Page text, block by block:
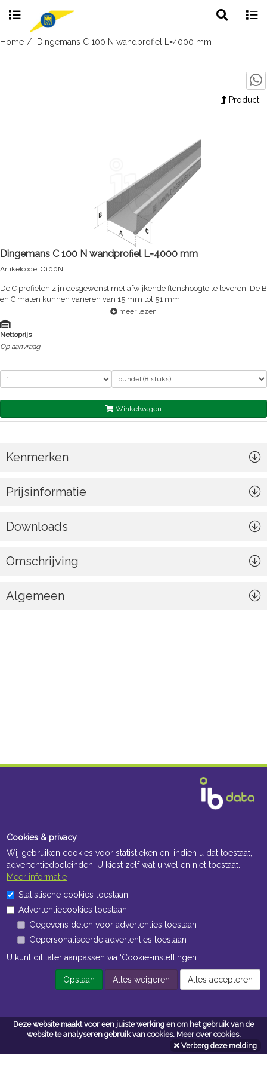
Deze website maakt voor een juiste werking en om het gebruik van de
website te analyseren gebruik van cookies. Meer over cookies.
Verberg deze melding
Skip
Home Dingemans C 100 N wandprofiel L=4000 mm
Product
Dingemans C 100 N wandprofiel L=4000 mm
Artikelcode: C100N
De C profielen zijn desgewenst met afwijkende flenshoogte te leveren. De B
en C maten kunnen variëren van 15 mm tot 51 mm.
meer lezen
Nettoprijs
Op aanvraag
Winkelwagen
Kenmerken
Prijsinformatie
Downloads
Omschrijving
Algemeen
Openingstijden Kantoor
ma t/m vr 8:30 uur tot 17:00 uur
Openingstijden Magazijn
ma t/m vr 7:00 uur tot 16:30 uur
Algemene voorwaarden
Cookies & privacy
Wij gebruiken cookies voor statistieken en, indien u dat toestaat,
advertentiedoeleinden. U kiest zelf wat u wel en niet toestaat.
Meer informatie
Statistische cookies toestaan
Advertentiecookies toestaan
Gegevens delen voor advertenties toestaan
Gepersonaliseerde advertenties toestaan
U kunt dit later aanpassen via ‘Cookie-instellingen’.
Opslaan Alles weigeren Alles accepteren